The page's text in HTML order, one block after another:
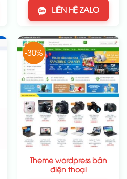
LIÊN HỆ ZALO
-30%
Theme wordpress bán
điện thoại